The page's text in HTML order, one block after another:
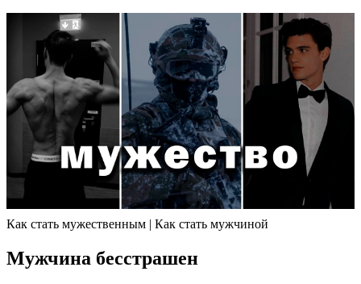
Как стать мужественным | Как стать мужчиной
Мужчина бесстрашен